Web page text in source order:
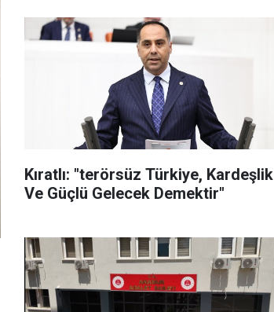
Kıratlı: "terörsüz Türkiye, Kardeşlik
Ve Güçlü Gelecek Demektir"